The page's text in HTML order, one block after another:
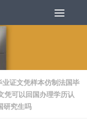
证文凭样本仿制法国毕
凭可以回国办理学历认
研究生吗